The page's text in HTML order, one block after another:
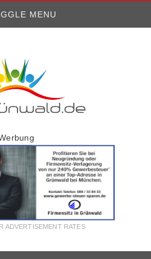
MENU
ADVERTISEMENT RATES